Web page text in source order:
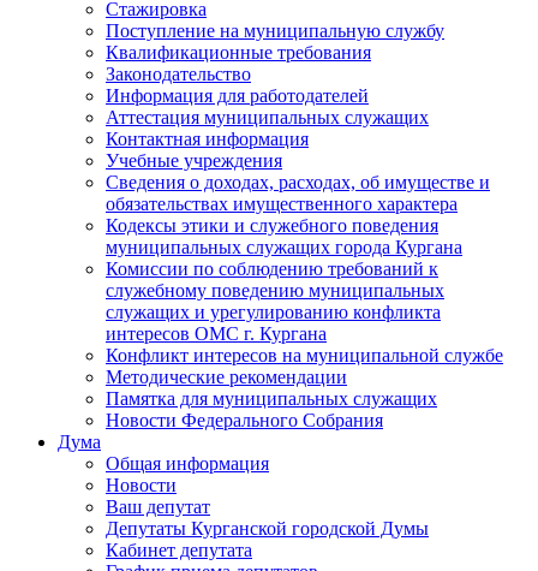
Стажировка
Поступление на муниципальную службу
Квалификационные требования
Законодательство
Информация для работодателей
Аттестация муниципальных служащих
Контактная информация
Учебные учреждения
Сведения о доходах, расходах, об имуществе и
обязательствах имущественного характера
Кодексы этики и служебного поведения
муниципальных служащих города Кургана
Комиссии по соблюдению требований к
служебному поведению муниципальных
служащих и урегулированию конфликта
интересов ОМС г. Кургана
Конфликт интересов на муниципальной службе
Методические рекомендации
Памятка для муниципальных служащих
Новости Федерального Cобрания
Дума
Общая информация
Новости
Ваш депутат
Депутаты Курганской городской Думы
Кабинет депутата